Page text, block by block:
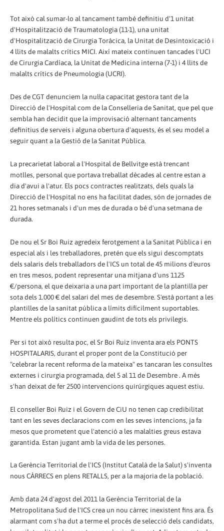
Tot això cal sumar-lo al tancament també definitiu d'1 unitat
d'Hospitalització de Traumatologia (11-1), una unitat
d'Hospitalització de Cirurgia Toràcica, la Unitat de Desintoxicació i
4 llits de malalts crítics MICI. Així mateix continuen tancades l'UCI
de Cirurgia Cardíaca, la Unitat de Medicina interna (7-1) i 4 llits de
malalts crítics de Pneumologia (UCRI).
Des de CGT denunciem la nul·la capacitat gestora tant de la
Direcció de l'Hospital com de la Conselleria de Sanitat, que pel que
sembla han decidit que la improvisació alternant tancaments
definitius de serveis i alguna obertura d'aquests, és el seu model a
seguir quant a la Gestió de la Sanitat Pública.
La precarietat laboral a l'Hospital de Bellvitge està trencant
motlles, personal que portava treballat dècades al centre estan a
dia d'avui a l'atur. Els pocs contractes realitzats, dels quals la
Direcció de l'Hospital no ens ha facilitat dades, són de jornades de
21 hores setmanals i d'un mes de durada o bé d'una setmana de
durada.
De nou el Sr Boi Ruiz agredeix ferotgement a la Sanitat Pública i en
especial als i les treballadores, pretén que els sigui descomptats
dels salaris dels treballadors de l'ICS un total de 45 milions d'euros
en tres mesos, podent representar una mitjana d'uns 1125
€/persona, el que deixaria a una part important de la plantilla per
sota dels 1.000 € del salari del mes de desembre. S'està portant a les
plantilles de la sanitat pública a límits difícilment suportables.
Mentre els polítics continuen gaudint de tots els privilegis.
Per si tot això resulta poc, el Sr Boi Ruiz inventa ara els PONTS
HOSPITALARIS, durant el proper pont de la Constitució per
"celebrar la recent reforma de la mateixa" es tancaran les consultes
externes i cirurgia programada, del 5 al 11 de Desembre . A més
s'han deixat de fer 2500 intervencions quirúrgiques aquest estiu.
El conseller Boi Ruiz i el Govern de CiU no tenen cap credibilitat
tant en les seves declaracions com en les seves intencions, ja fa
mesos que prometent que l'atenció a les malalties greus estava
garantida. Estan jugant amb la vida de les persones.
La Gerència Territorial de l'ICS (Institut Català de la Salut) s'inventa
nous CÀRRECS en plens RETALLS, per a la majoria de la població.
Amb data 24 d'agost del 2011 la Gerència Territorial de la
Metropolitana Sud de l'ICS crea un nou càrrec inexistent fins ara. És
alarmant com s'ha dut a terme el procés de selecció dels candidats,